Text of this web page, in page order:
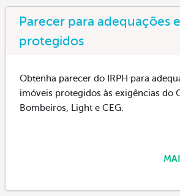
Parecer para adequações
protegidos
Obtenha parecer do IRPH para
imóveis protegidos às exigências do
Bombeiros, Light e CEG.